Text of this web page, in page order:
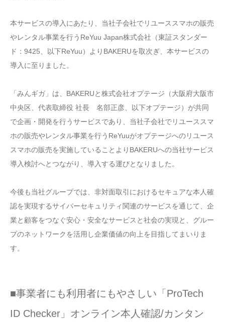
本サービスの導入にあたり、当社子会社でリユーススマホの販売
やレンタル事業を行うReYuu Japan株式会社（東証スタンダー
ド：9425、以下ReYuu）よりBAKERUを取次ぎ、本サービスの
導入に至りました。
「みんギガ」は、BAKERUと株式会社オプテージ（大阪府大阪市
中央区、代表取締役 社長 名部正彦、以下オプテージ）が共同
で企画・開発を行うサービスであり、当社子会社でリユーススマ
ホの販売やレンタル事業を行うReYuuがオプテージへのリユース
スマホの販売を実施していることよりBAKERUへの当社サービス
導入検討へとつながり、導入する運びとなりました。
今後も当社グループでは、非対面取引におけるセキュアな本人確
認を実現するサイバーセキュリティ関連のサービスを通じて、企
業と顧客をつなぐ安心・安全なサービスと社会の実現と、グルー
プのネットワークを活用し企業価値の向上を目指してまいりま
す。
■事業者にも利用者にもやさしい「ProTech
ID Checker」オンライン本人確認/カンタン